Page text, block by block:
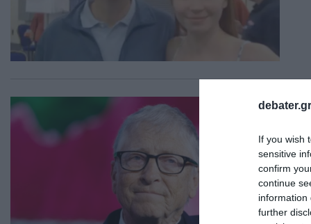
If you wish
sensitive
confirm
continue
information
further